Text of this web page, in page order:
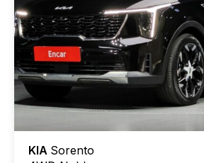
KIA Sorento